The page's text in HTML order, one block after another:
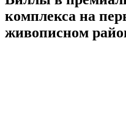
комплекса на
живописном